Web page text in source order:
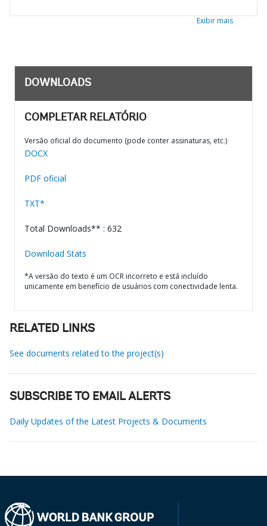
Exibir mais
DOWNLOADS
COMPLETAR RELATÓRIO
Versão oficial do documento (pode conter assinaturas, etc.)
DOCX
PDF oficial
TXT*
Total Downloads** : 632
Download Stats
*A versão do texto é um OCR incorreto e está incluído
unicamente em benefício de usuários com conectividade lenta.
RELATED LINKS
See documents related to the project(s)
SUBSCRIBE TO EMAIL ALERTS
Daily Updates of the Latest Projects & Documents